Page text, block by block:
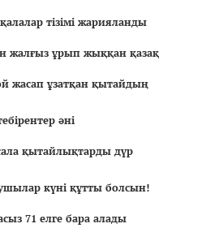
тізімі жарияланды
жалғыз ұрып жыққан қазақ
жасап ұзатқан қытайдың
әні
қытайлықтарды дүр
күні құтты болсын!
71 елге бара алады